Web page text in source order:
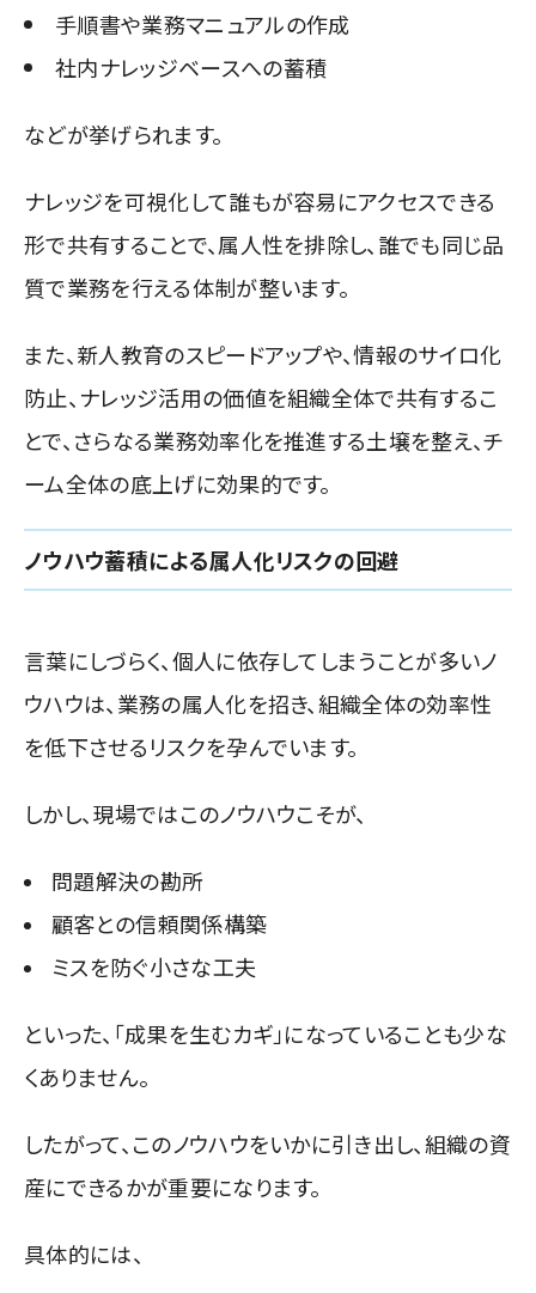
手順書や業務マニュアルの作成
社内ナレッジベースへの蓄積
などが挙げられます。
ナレッジを可視化して誰もが容易にアクセスできる
形で共有することで、属人性を排除し、誰でも同じ品
質で業務を行える体制が整います。
また、新人教育のスピードアップや、情報のサイロ化
防止、ナレッジ活用の価値を組織全体で共有するこ
とで、さらなる業務効率化を推進する土壌を整え、チ
ーム全体の底上げに効果的です。
ノウハウ蓄積による属人化リスクの回避
言葉にしづらく、個人に依存してしまうことが多いノ
ウハウは、業務の属人化を招き、組織全体の効率性
を低下させるリスクを孕んでいます。
しかし、現場ではこのノウハウこそが、
問題解決の勘所
顧客との信頼関係構築
ミスを防ぐ小さな工夫
といった、「成果を生むカギ」になっていることも少な
くありません。
したがって、このノウハウをいかに引き出し、組織の資
産にできるかが重要になります。
具体的には、